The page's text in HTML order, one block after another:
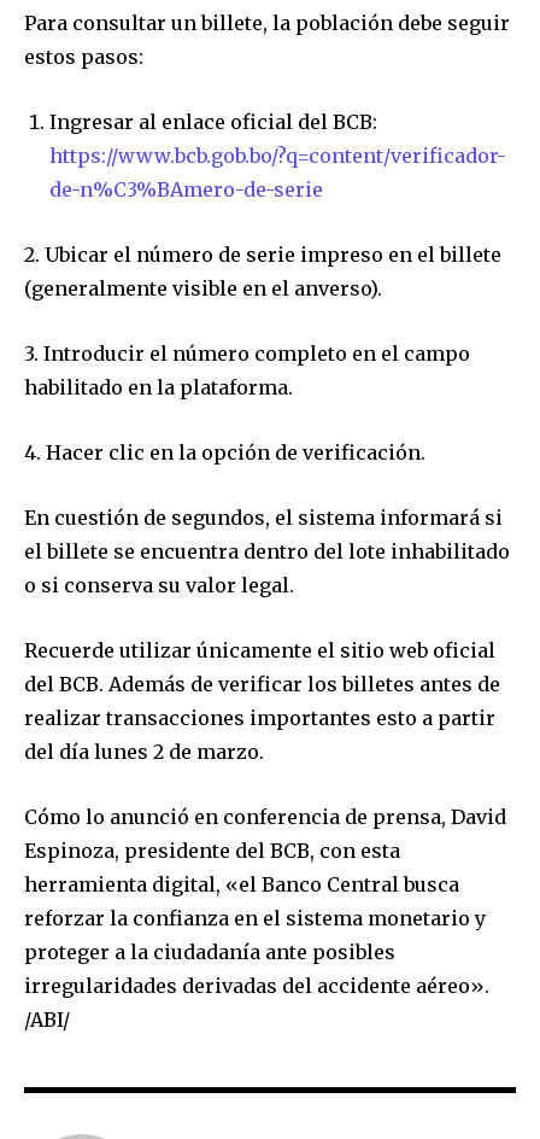
SUBSCRIBERS and be part of the
conversation.
To subscribe, simply enter your email address on our website
or click the subscribe button below. Don't worry, we respect
your privacy and won't spam your inbox. Your information is
safe with us.
Para consultar un billete, la población debe seguir
estos pasos:
Ingresar al enlace oficial del BCB:
https://www.bcb.gob.bo/?q=content/verificador-
de-n%C3%BAmero-de-serie
2. Ubicar el número de serie impreso en el billete
(generalmente visible en el anverso).
3. Introducir el número completo en el campo
habilitado en la plataforma.
4. Hacer clic en la opción de verificación.
En cuestión de segundos, el sistema informará si
el billete se encuentra dentro del lote inhabilitado
o si conserva su valor legal.
Recuerde utilizar únicamente el sitio web oficial
del BCB. Además de verificar los billetes antes de
realizar transacciones importantes esto a partir
del día lunes 2 de marzo.
Cómo lo anunció en conferencia de prensa, David
Espinoza, presidente del BCB, con esta
herramienta digital, «el Banco Central busca
reforzar la confianza en el sistema monetario y
proteger a la ciudadanía ante posibles
irregularidades derivadas del accidente aéreo».
/ABI/